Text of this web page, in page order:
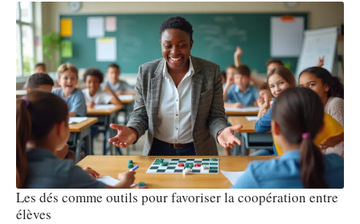
Les dés comme outils pour favoriser la coopération entre
élèves